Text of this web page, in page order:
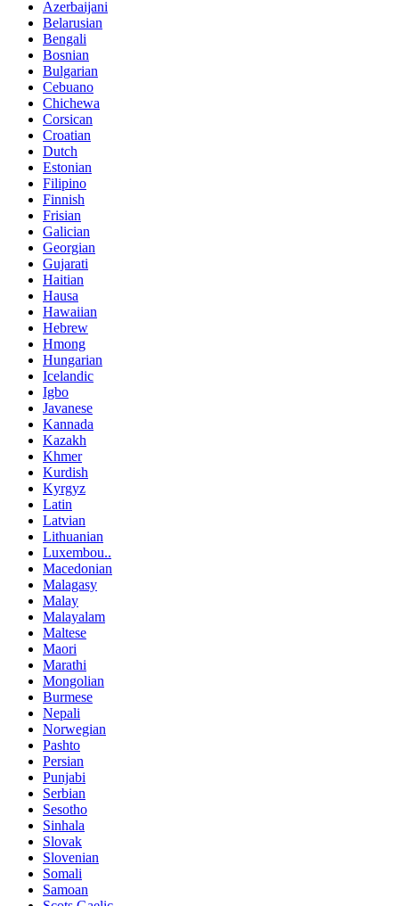
Azerbaijani
Belarusian
Bengali
Bosnian
Bulgarian
Cebuano
Chichewa
Corsican
Croatian
Dutch
Estonian
Filipino
Finnish
Frisian
Galician
Georgian
Gujarati
Haitian
Hausa
Hawaiian
Hebrew
Hmong
Hungarian
Icelandic
Igbo
Javanese
Kannada
Kazakh
Khmer
Kurdish
Kyrgyz
Latin
Latvian
Lithuanian
Luxembou..
Macedonian
Malagasy
Malay
Malayalam
Maltese
Maori
Marathi
Mongolian
Burmese
Nepali
Norwegian
Pashto
Persian
Punjabi
Serbian
Sesotho
Sinhala
Slovak
Slovenian
Somali
Samoan